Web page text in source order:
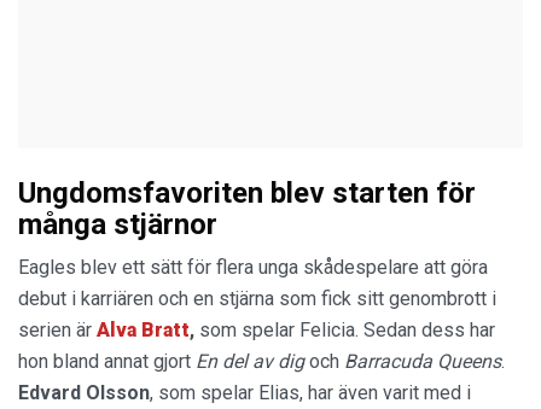
Ungdomsfavoriten blev starten för
många stjärnor
Eagles blev ett sätt för flera unga skådespelare att göra
debut i karriären och en stjärna som fick sitt genombrott i
serien är Alva Bratt, som spelar Felicia. Sedan dess har
hon bland annat gjort En del av digoch Barracuda Queens.
Edvard Olsson, som spelar Elias, har även varit med i